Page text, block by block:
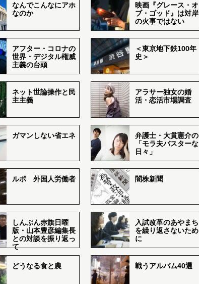
なんでこんなにアホ
なのか
映画『グレース・オ
ブ・ゴッド』は対岸
の火事ではない
アフター・コロナの
世界・デジタル権威
主義の台頭
＜東京地下鉄100年
史＞
ネット世論操作と民
主主義
アラサー独女の婚
活・恋活市場調査
ガマンしない省エネ
弁護士・大貫憲介の
「モラ夫バスターな
日々」
ルポ 外国人労働者 闇株新聞
しんぶん赤旗日曜
版・山本豊彦編集長
との対談を振り返っ
て
入試改革のあやまち
を繰り返さないため
に
どうなる食と農 戦うアルバム40選